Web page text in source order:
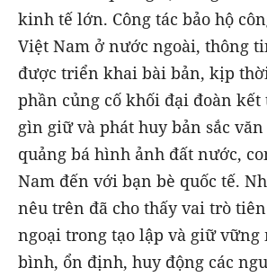
kinh tế lớn. Công tác bảo hộ
Việt Nam ở nước ngoài, thông
được triển khai bài bản, kịp
phần củng cố khối đại đoàn kết
gìn giữ và phát huy bản sắc văn
quảng bá hình ảnh đất nước,
Nam đến với bạn bè quốc tế.
nêu trên đã cho thấy vai trò
ngoại trong tạo lập và giữ
bình, ổn định, huy động các